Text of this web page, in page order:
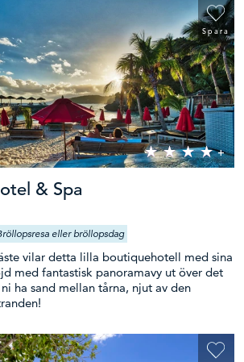
Spara
& Spa
eller bröllopsdag
vilar detta lilla boutiquehotell med sina
med fantastisk panoramavy ut över det
ha sand mellan tårna, njut av den